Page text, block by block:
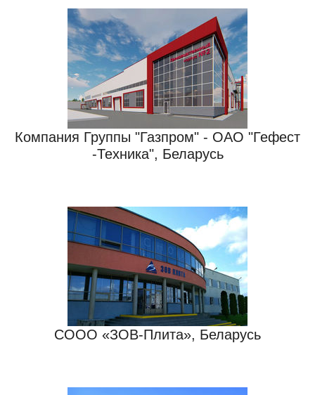
Компания Группы "Газпром" - ОАО "Гефест
-Техника", Беларусь
СООО «ЗОВ-Плита», Беларусь